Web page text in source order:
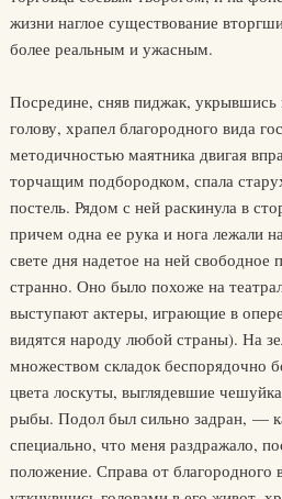
жизни наглое существование
более реальным и ужасным.
Посредине, сняв пиджак,
голову, храпел благородного вида
методичностью маятника двигая
торчащим подбородком, спала
постель. Рядом с ней раскинула в
причем одна ее рука и нога лежали
свете дня надетое на ней свободное
странно. Оно было похоже на
выступают актеры, играющие в
видятся народу любой страны). На
множеством складок беспорядочно
цвета лоскуты, выглядевшие
рыбы. Подол был сильно задран, —
специально, что меня раздражало,
положение. Справа от благородного